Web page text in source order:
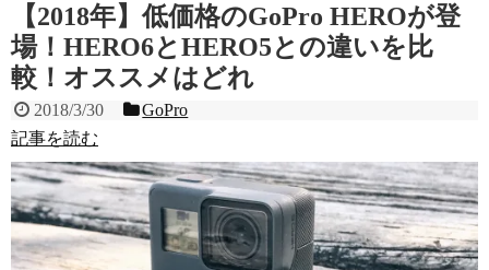
【2018年】低価格のGoPro HEROが登
場！HERO6とHERO5との違いを比
較！オススメはどれ
2018/3/30
GoPro
記事を読む